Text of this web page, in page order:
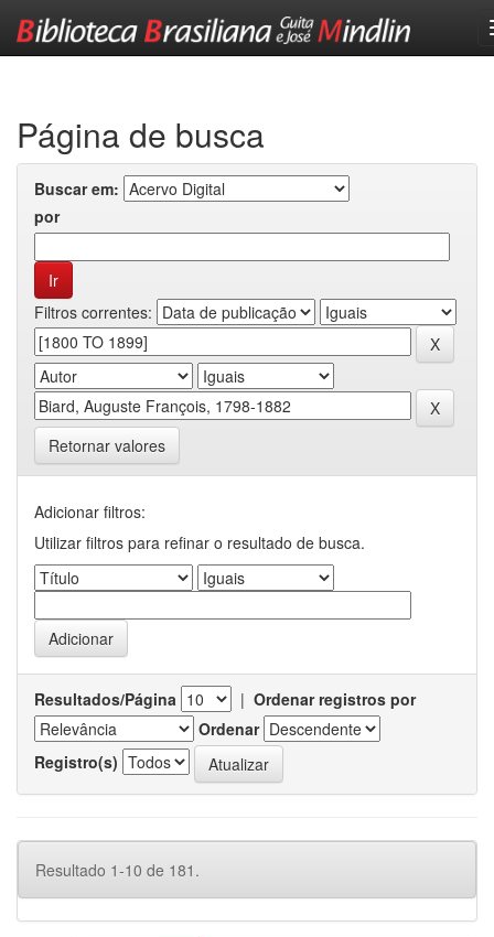
Página de busca
Buscar em:
por
Filtros correntes:
Retornar valores
Adicionar filtros:
Utilizar filtros para refinar o resultado de busca.
Resultados/Página | Ordenar registros por
Ordenar
Registro(s)
Resultado 1-10 de 181.